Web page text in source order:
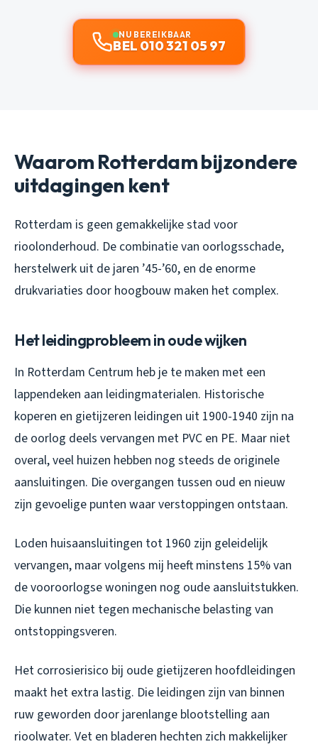
NU BEREIKBAAR
BEL 010 321 05 97
Waarom Rotterdam bijzondere
uitdagingen kent
Rotterdam is geen gemakkelijke stad voor
rioolonderhoud. De combinatie van oorlogsschade,
herstelwerk uit de jaren ’45-’60, en de enorme
drukvariaties door hoogbouw maken het complex.
Het leidingprobleem in oude wijken
In Rotterdam Centrum heb je te maken met een
lappendeken aan leidingmaterialen. Historische
koperen en gietijzeren leidingen uit 1900-1940 zijn na
de oorlog deels vervangen met PVC en PE. Maar niet
overal, veel huizen hebben nog steeds de originele
aansluitingen. Die overgangen tussen oud en nieuw
zijn gevoelige punten waar verstoppingen ontstaan.
Loden huisaansluitingen tot 1960 zijn geleidelijk
vervangen, maar volgens mij heeft minstens 15% van
de vooroorlogse woningen nog oude aansluitstukken.
Die kunnen niet tegen mechanische belasting van
ontstoppingsveren.
Het corrosierisico bij oude gietijzeren hoofdleidingen
maakt het extra lastig. Die leidingen zijn van binnen
ruw geworden door jarenlange blootstelling aan
rioolwater. Vet en bladeren hechten zich makkelijker